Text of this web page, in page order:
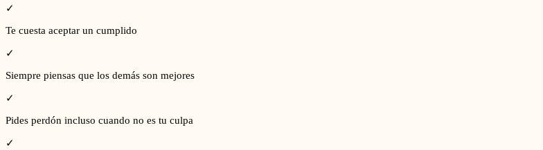
✓
Te cuesta aceptar un cumplido
✓
Siempre piensas que los demás son mejores
✓
Pides perdón incluso cuando no es tu culpa
✓